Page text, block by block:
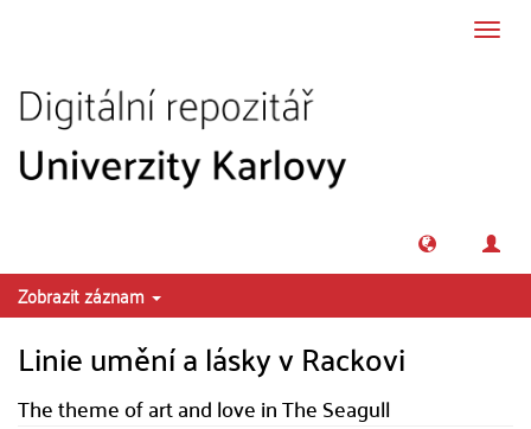
Zobrazit záznam
Linie umění a lásky v Rackovi
The theme of art and love in The Seagull